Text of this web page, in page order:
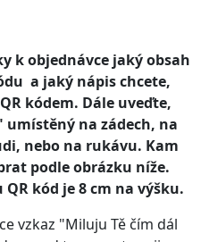
k objednávce jaký obsah
a jaký nápis chcete,
kódem. Dále uveďte,
na zádech, na
nebo na rukávu. Kam
podle obrázku níže.
kód je 8 cm na výšku.
vzkaz "Miluju Tě čím dál